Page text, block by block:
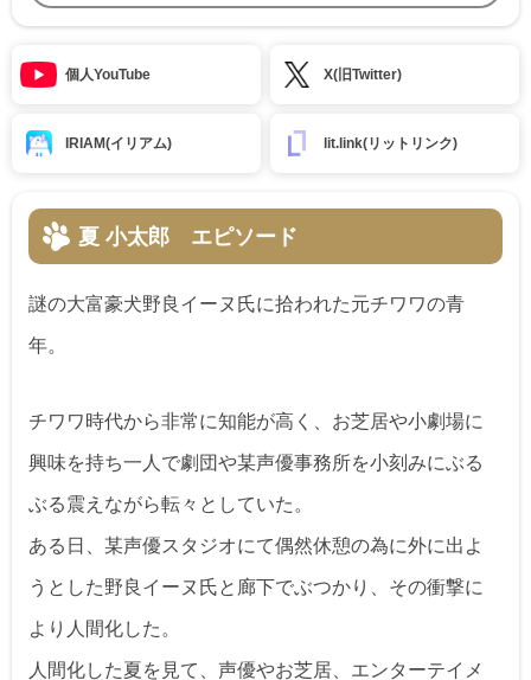
個人YouTube X(旧Twitter)
IRIAM(イリアム) lit.link(リットリンク)
夏 小太郎 エピソード
謎の大富豪犬野良イーヌ氏に拾われた元チワワの青
年。
チワワ時代から非常に知能が高く、お芝居や小劇場に
興味を持ち一人で劇団や某声優事務所を小刻みにぶる
ぶる震えながら転々としていた。
ある日、某声優スタジオにて偶然休憩の為に外に出よ
うとした野良イーヌ氏と廊下でぶつかり、その衝撃に
より人間化した。
人間化した夏を見て、声優やお芝居、エンターテイメ